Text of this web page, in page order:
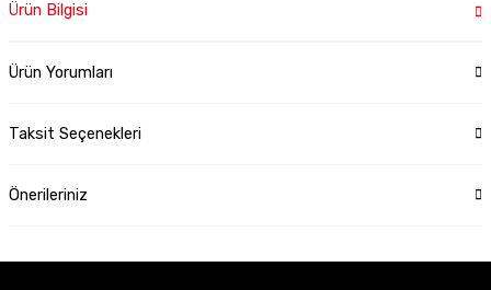
Ürün Bilgisi
Ürün Yorumları
Taksit Seçenekleri
Önerileriniz